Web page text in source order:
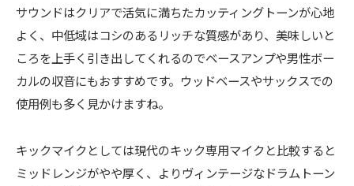
サウンドはクリアで活気に満ちたカッティングトーンが心地
よく、中低域はコシのあるリッチな質感があり、美味しいと
ころを上手く引き出してくれるのでベースアンプや男性ボー
カルの収音にもおすすめです。ウッドベースやサックスでの
使用例も多く見かけますね。
キックマイクとしては現代のキック専用マイクと比較すると
ミッドレンジがやや厚く、よりヴィンテージなドラムトーン